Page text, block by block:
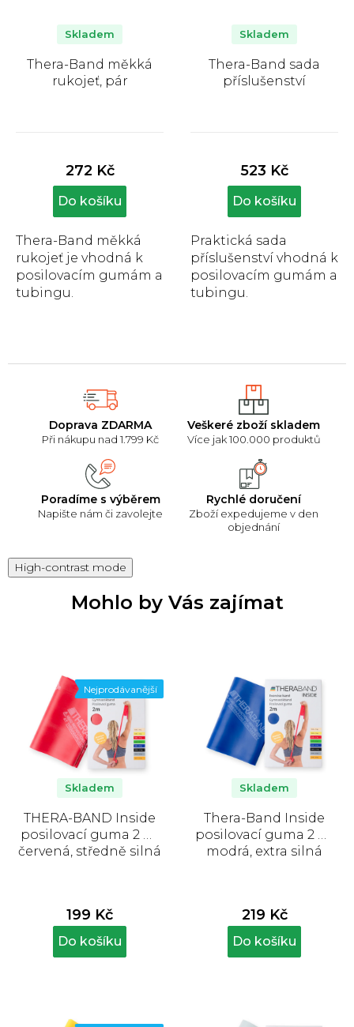
Doprava ZDARMA
Při nákupu nad 1.799 Kč
Veškeré zboží skladem
Více jak 100.000 produktů
Poradíme s výběrem
Napište nám či zavolejte
Rychlé doručení
Zboží expedujeme v den
objednání
Thera-Band měkká
rukojeť, pár
produktu
5,0
hvězdiček.
Skladem
272 Kč
Do košíku
Thera-Band měkká
rukojeť je vhodná k
posilovacím gumám a
tubingu.
Thera-Band sada
příslušenství
produktu
5,0
hvězdiček.
Skladem
523 Kč
Do košíku
Praktická sada
příslušenství vhodná k
posilovacím gumám a
tubingu.
High-contrast mode
Mohlo by Vás zajímat
Nejprodávanější
THERA-BAND Inside
posilovací guma 2 m,
červená, středně silná
Skladem
199 Kč
Do košíku
Thera-Band Inside
posilovací guma 2 m,
modrá, extra silná
Skladem
219 Kč
Do košíku